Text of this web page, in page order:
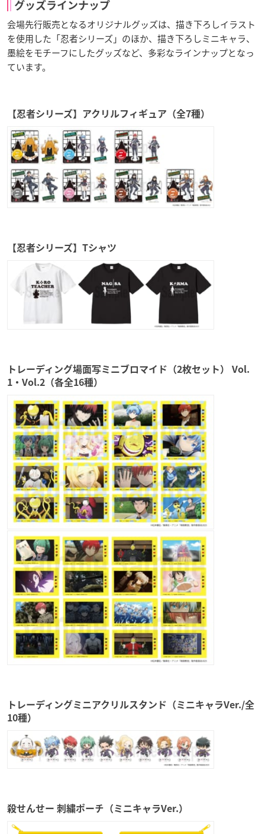
グッズラインナップ
会場先行販売となるオリジナルグッズは、描き下ろしイラスト
を使用した「忍者シリーズ」のほか、描き下ろしミニキャラ、
墨絵をモチーフにしたグッズなど、多彩なラインナップとなっ
ています。
【忍者シリーズ】アクリルフィギュア（全7種）
【忍者シリーズ】Tシャツ
トレーディング場面写ミニブロマイド（2枚セット） Vol.
1・Vol.2（各全16種）
トレーディングミニアクリルスタンド（ミニキャラVer./全
10種）
殺せんせー 刺繍ポーチ（ミニキャラVer.）